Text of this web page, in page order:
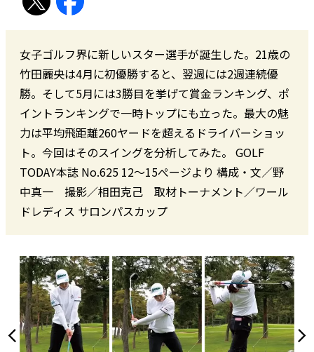
女子ゴルフ界に新しいスター選手が誕生した。21歳の
竹田麗央は4月に初優勝すると、翌週には2週連続優
勝。そして5月には3勝目を挙げて賞金ランキング、ポ
イントランキングで一時トップにも立った。最大の魅
力は平均飛距離260ヤードを超えるドライバーショッ
ト。今回はそのスイングを分析してみた。 GOLF
TODAY本誌 No.625 12～15ぺージより 構成・文／野
中真一 撮影／相田克己 取材トーナメント／ワール
ドレディス サロンパスカップ